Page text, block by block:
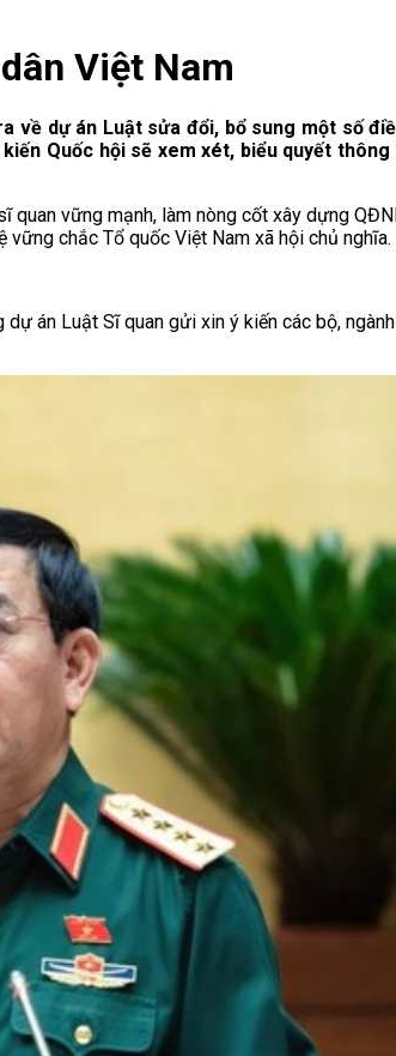
Việt Nam
dự án Luật sửa đổi, bổ sung một số
Quốc hội sẽ xem xét, biểu quyết
vững mạnh, làm nòng cốt xây dựng
chắc Tổ quốc Việt Nam xã hội chủ nghĩa.
án Luật Sĩ quan gửi xin ý kiến các bộ,